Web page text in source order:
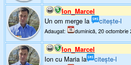
Ion_Marcel
Un om merge la
citește-l
Adaugat: duminică, 20 octombrie
Ion_Marcel
Ion cu Maria la
citește-l